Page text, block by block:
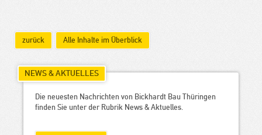
zurück Alle Inhalte im Überblick
NEWS & AKTUELLES
Die neuesten Nachrichten von Bickhardt Bau Thüringen
finden Sie unter der Rubrik News & Aktuelles.